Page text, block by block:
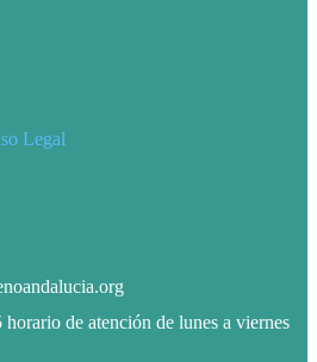
Legal
de atención de lunes a viernes